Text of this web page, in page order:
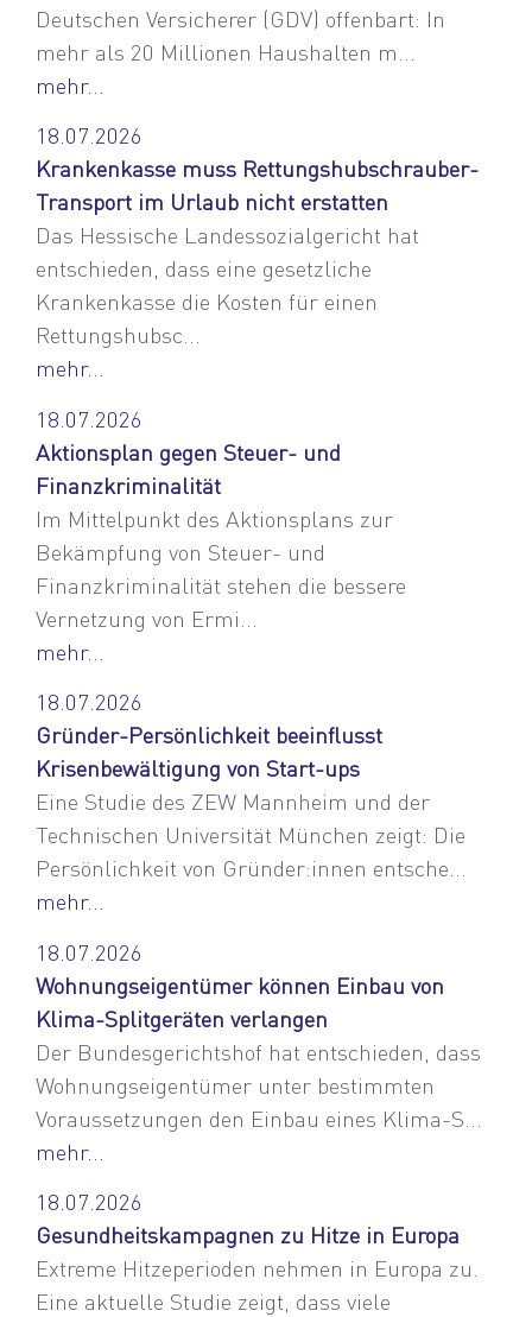
Deutschen Versicherer (GDV) offenbart: In
mehr als 20 Millionen Haushalten m...
mehr...
18.07.2026
Krankenkasse muss Rettungshubschrauber-
Transport im Urlaub nicht erstatten
Das Hessische Landessozialgericht hat
entschieden, dass eine gesetzliche
Krankenkasse die Kosten für einen
Rettungshubsc...
mehr...
18.07.2026
Aktionsplan gegen Steuer- und
Finanzkriminalität
Im Mittelpunkt des Aktionsplans zur
Bekämpfung von Steuer- und
Finanzkriminalität stehen die bessere
Vernetzung von Ermi...
mehr...
18.07.2026
Gründer-Persönlichkeit beeinflusst
Krisenbewältigung von Start-ups
Eine Studie des ZEW Mannheim und der
Technischen Universität München zeigt: Die
Persönlichkeit von Gründer:innen entsche...
mehr...
18.07.2026
Wohnungseigentümer können Einbau von
Klima-Splitgeräten verlangen
Der Bundesgerichtshof hat entschieden, dass
Wohnungseigentümer unter bestimmten
Voraussetzungen den Einbau eines Klima-S...
mehr...
18.07.2026
Gesundheitskampagnen zu Hitze in Europa
Extreme Hitzeperioden nehmen in Europa zu.
Eine aktuelle Studie zeigt, dass viele